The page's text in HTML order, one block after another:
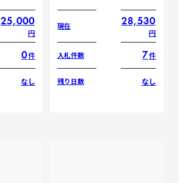
25,000
円
0件
なし
現在 28,530
円
入札件数 7件
残り日数 なし